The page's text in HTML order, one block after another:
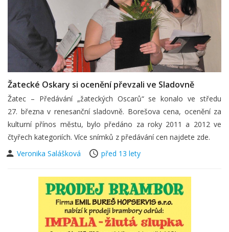
Žatecké Oskary si ocenění převzali ve Sladovně
Žatec – Předávání „žateckých Oscarů“ se konalo ve středu
27. března v renesanční sladovně. Borešova cena, ocenění za
kulturní přínos městu, bylo předáno za roky 2011 a 2012 ve
čtyřech kategoriích. Více snímků z předávání cen najdete zde.
Veronika Salášková
před 13 lety